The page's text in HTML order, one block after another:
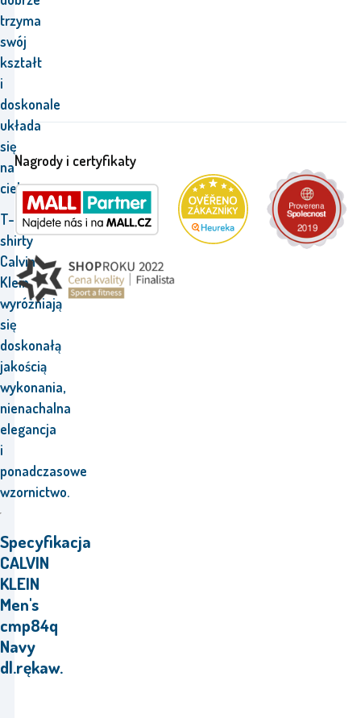
trzyma
swój
kształt
i
doskonale
układa
się
na
ciele.
T-
shirty
Calvin
Klein
wyróżniają
się
doskonałą
jakością
wykonania,
nienachalna
elegancja
i
ponadczasowe
wzornictwo.
Specyfikacja
CALVIN
KLEIN
Men's
cmp84q
Navy
dl.rękaw.
Nagrody i certyfikaty